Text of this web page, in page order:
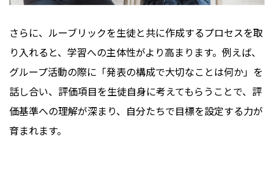
さらに、ルーブリックを生徒と共に作成するプロセスを取
り入れると、学習への主体性がより高まります。例えば、
グループ活動の際に「発表の構成で大切なことは何か」を
話し合い、評価項目を生徒自身に考えてもらうことで、評
価基準への理解が深まり、自分たちで目標を設定する力が
育まれます。